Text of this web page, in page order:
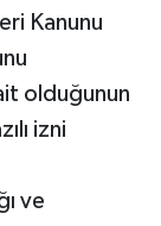
Kanunu
olduğunun
izni
ve